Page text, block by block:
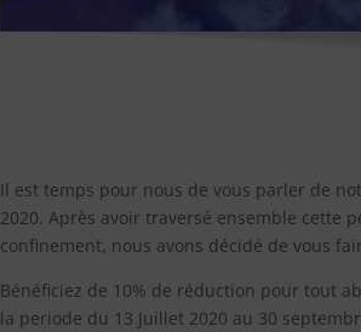
Il est temps pour nous de vous parler de
2020. Après avoir traversé ensemble cette
confinement, nous avons décidé de vous
Bénéficiez de 10% de réduction pour tout
la periode du 13 Juillet 2020 au 30